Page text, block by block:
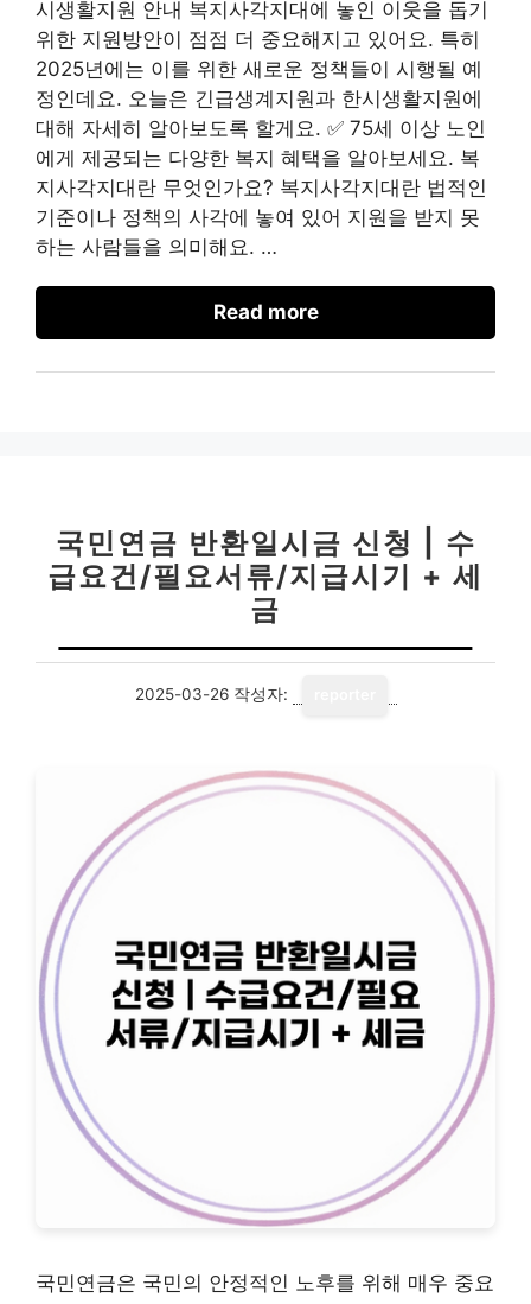
시생활지원 안내 복지사각지대에 놓인 이웃을 돕기
위한 지원방안이 점점 더 중요해지고 있어요. 특히
2025년에는 이를 위한 새로운 정책들이 시행될 예
정인데요. 오늘은 긴급생계지원과 한시생활지원에
대해 자세히 알아보도록 할게요. ✅ 75세 이상 노인
에게 제공되는 다양한 복지 혜택을 알아보세요. 복
지사각지대란 무엇인가요? 복지사각지대란 법적인
기준이나 정책의 사각에 놓여 있어 지원을 받지 못
하는 사람들을 의미해요. …
Read more
국민연금 반환일시금 신청 | 수
급요건/필요서류/지급시기 + 세
금
2025-03-26 작성자:
국민연금은 국민의 안정적인 노후를 위해 매우 중요